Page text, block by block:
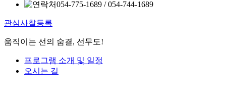
054-775-1689 / 054-744-1689
관심사찰등록
움직이는 선의 숨결, 선무도!
프로그램 소개 및 일정
오시는 길